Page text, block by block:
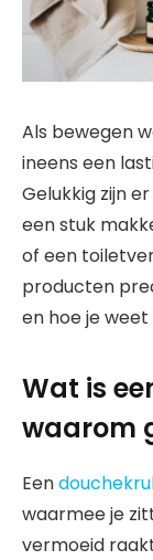
Als bewegen
ineens een
Gelukkig zijn
een stuk
of een
producten
en hoe je
Wat is
waarom
Een
waarmee je
vermoeid